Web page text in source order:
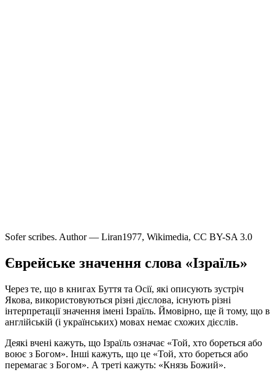
Sofer scribes. Author — Liran1977, Wikimedia, CC BY-SA 3.0
Єврейське значення слова «Ізраїль»
Через те, що в книгах Буття та Осії, які описують зустріч
Якова, використовуються різні дієслова, існують різні
інтерпретації значення імені Ізраїль. Ймовірно, ще й тому, що в
англійській (і українських) мовах немає схожих дієслів.
Деякі вчені кажуть, що Ізраїль означає «Той, хто бореться або
воює з Богом». Інші кажуть, що це «Той, хто бореться або
перемагає з Богом». А треті кажуть: «Князь Божий».